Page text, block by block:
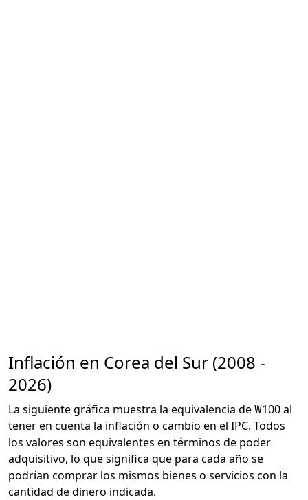
Inflación en Corea del Sur (2008 -
2026)
La siguiente gráfica muestra la equivalencia de ₩100 al
tener en cuenta la inflación o cambio en el IPC. Todos
los valores son equivalentes en términos de poder
adquisitivo, lo que significa que para cada año se
podrían comprar los mismos bienes o servicios con la
cantidad de dinero indicada.